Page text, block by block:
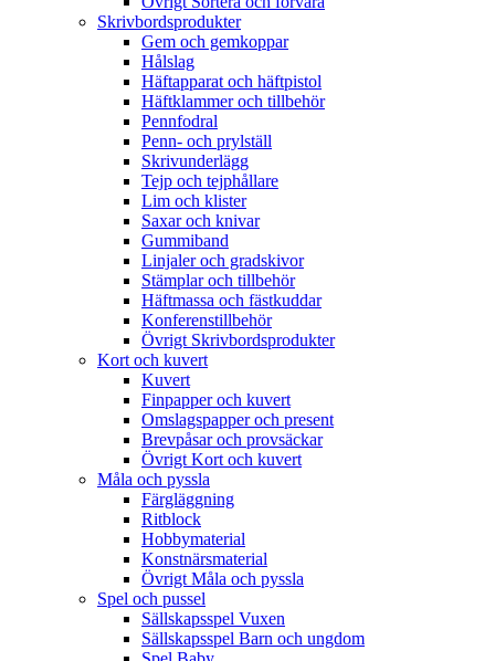
Skrivbordsprodukter
Gem och gemkoppar
Hålslag
Häftapparat och häftpistol
Häftklammer och tillbehör
Pennfodral
Penn- och prylställ
Skrivunderlägg
Tejp och tejphållare
Lim och klister
Saxar och knivar
Gummiband
Linjaler och gradskivor
Stämplar och tillbehör
Häftmassa och fästkuddar
Konferenstillbehör
Övrigt Skrivbordsprodukter
Kort och kuvert
Kuvert
Finpapper och kuvert
Omslagspapper och present
Brevpåsar och provsäckar
Övrigt Kort och kuvert
Måla och pyssla
Färgläggning
Ritblock
Hobbymaterial
Konstnärsmaterial
Övrigt Måla och pyssla
Spel och pussel
Sällskapsspel Vuxen
Sällskapsspel Barn och ungdom